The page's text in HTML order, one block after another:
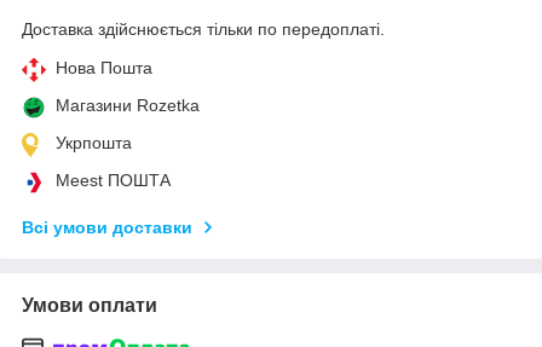
Доставка здійснюється тільки по передоплаті.
Нова Пошта
Магазини Rozetka
Укрпошта
Meest ПОШТА
Всі умови доставки
Умови оплати